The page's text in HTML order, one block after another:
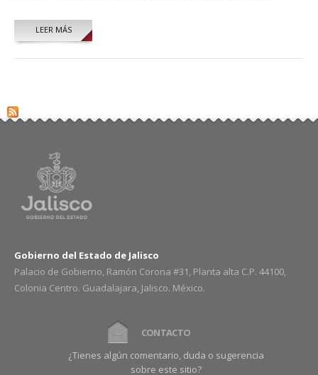
LEER MÁS
Gobierno del Estado de Jalisco
Palacio de Gobierno, Ramón Corona #31, Planta alta C.P. 44100,
Colonia Centro. Guadalajara, Jalisco. México.
CONTACTO
¿Tienes algún comentario, duda o sugerencia
sobre este sitio?